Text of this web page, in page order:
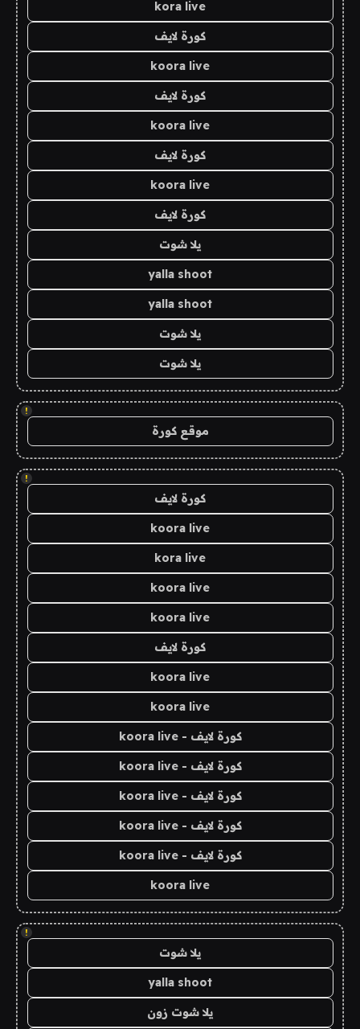
kora live
كورة لايف
koora live
كورة لايف
koora live
كورة لايف
koora live
كورة لايف
يلا شوت
yalla shoot
yalla shoot
يلا شوت
يلا شوت
!
موقع كورة
!
كورة لايف
koora live
kora live
koora live
koora live
كورة لايف
koora live
koora live
كورة لايف - koora live
كورة لايف - koora live
كورة لايف - koora live
كورة لايف - koora live
كورة لايف - koora live
koora live
!
يلا شوت
yalla shoot
يلا شوت زون